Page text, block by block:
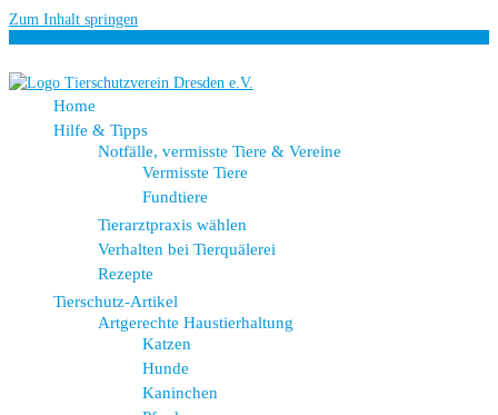
Zum Inhalt springen
Home
Hilfe & Tipps
Notfälle, vermisste Tiere & Vereine
Vermisste Tiere
Fundtiere
Tierarztpraxis wählen
Verhalten bei Tierquälerei
Rezepte
Tierschutz-Artikel
Artgerechte Haustierhaltung
Katzen
Hunde
Kaninchen